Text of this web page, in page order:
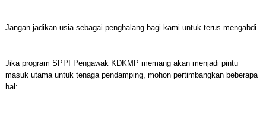
Jangan jadikan usia sebagai penghalang bagi kami untuk terus mengabdi.
Jika program SPPI Pengawak KDKMP memang akan menjadi pintu
masuk utama untuk tenaga pendamping, mohon pertimbangkan beberapa
hal: